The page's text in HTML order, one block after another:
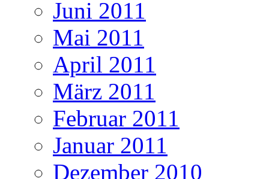
Juni 2011
Mai 2011
April 2011
März 2011
Februar 2011
Januar 2011
Dezember 2010